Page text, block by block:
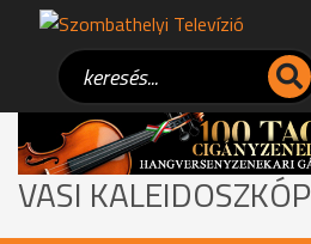
VASI KALEIDOSZKÓP